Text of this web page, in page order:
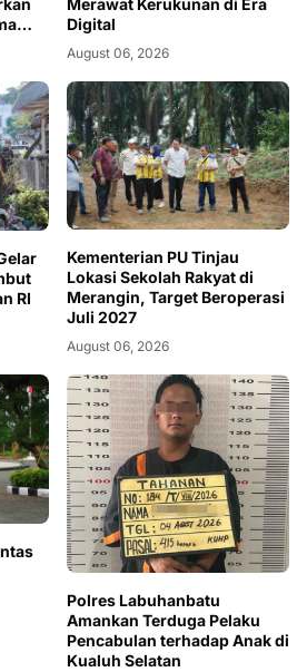
Merawat Kerukunan di Era
Digital
August 06, 2026
RI
Kementerian PU Tinjau
Lokasi Sekolah Rakyat di
Merangin, Target Beroperasi
Juli 2027
August 06, 2026
Polres Labuhanbatu
Amankan Terduga Pelaku
Pencabulan terhadap Anak di
Kualuh Selatan